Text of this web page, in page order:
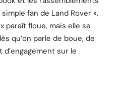
fan de Land Rover ».
paraît floue, mais elle se
qu’on parle de boue, de
sur le